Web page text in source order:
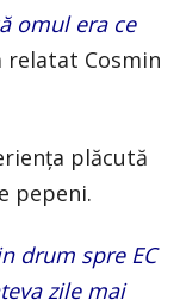
omul era ce
relatat Cosmin
plăcută
pepeni.
drum spre EC
zile mai